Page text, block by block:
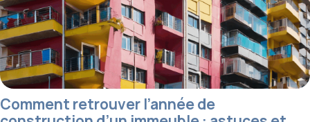
Comment retrouver l’année de